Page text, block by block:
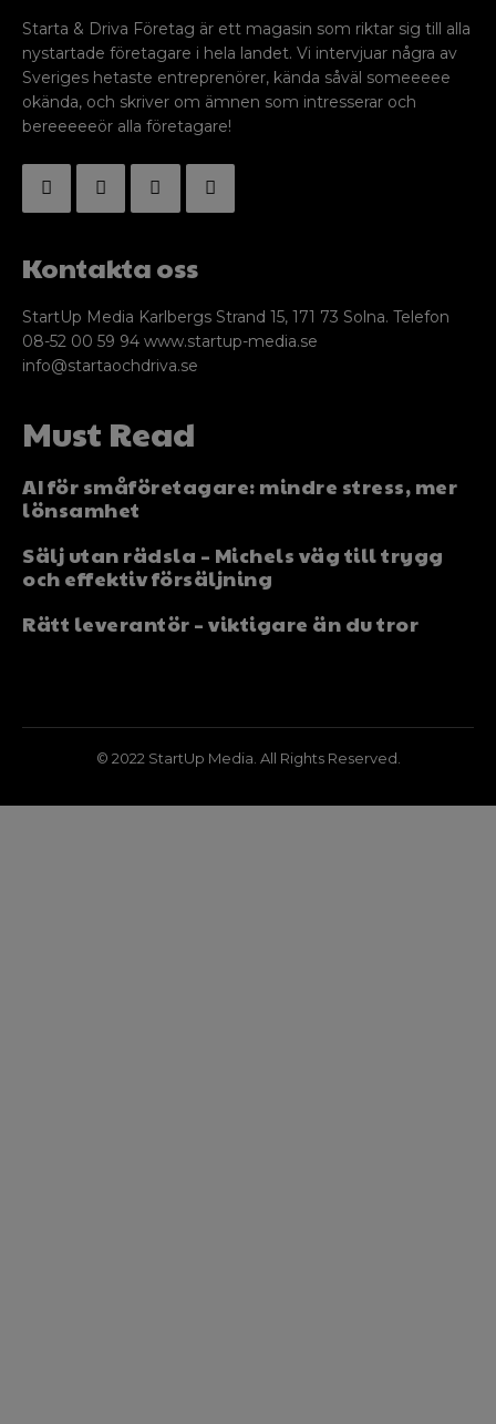
Starta & Driva Företag är ett magasin som riktar sig till alla
nystartade företagare i hela landet. Vi intervjuar några av
Sveriges hetaste entreprenörer, kända såväl someeeee
okända, och skriver om ämnen som intresserar och
bereeeeeör alla företagare!
Kontakta oss
StartUp Media Karlbergs Strand 15, 171 73 Solna. Telefon
08-52 00 59 94 www.startup-media.se
info@startaochdriva.se
Must Read
AI för småföretagare: mindre stress, mer
lönsamhet
Sälj utan rädsla – Michels väg till trygg
och effektiv försäljning
Rätt leverantör – viktigare än du tror
© 2022 StartUp Media. All Rights Reserved.